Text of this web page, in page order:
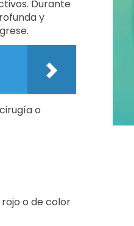
Durante
y
o
o de color